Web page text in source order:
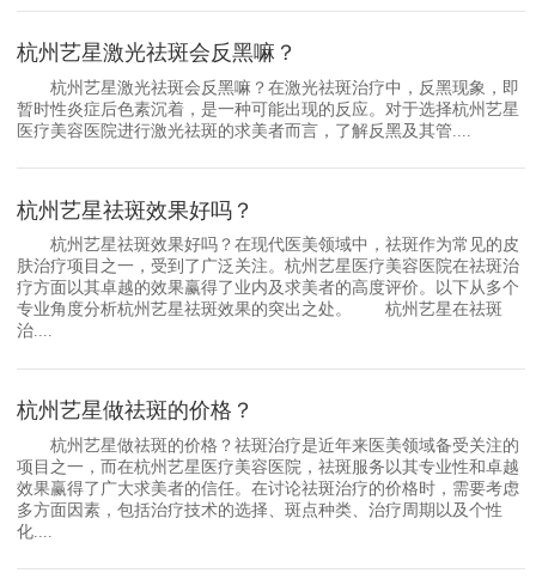
杭州艺星激光祛斑会反黑嘛？
杭州艺星激光祛斑会反黑嘛？在激光祛斑治疗中，反黑现象，即
暂时性炎症后色素沉着，是一种可能出现的反应。对于选择杭州艺星
医疗美容医院进行激光祛斑的求美者而言，了解反黑及其管....
杭州艺星祛斑效果好吗？
杭州艺星祛斑效果好吗？在现代医美领域中，祛斑作为常见的皮
肤治疗项目之一，受到了广泛关注。杭州艺星医疗美容医院在祛斑治
疗方面以其卓越的效果赢得了业内及求美者的高度评价。以下从多个
专业角度分析杭州艺星祛斑效果的突出之处。 杭州艺星在祛斑
治....
杭州艺星做祛斑的价格？
杭州艺星做祛斑的价格？祛斑治疗是近年来医美领域备受关注的
项目之一，而在杭州艺星医疗美容医院，祛斑服务以其专业性和卓越
效果赢得了广大求美者的信任。在讨论祛斑治疗的价格时，需要考虑
多方面因素，包括治疗技术的选择、斑点种类、治疗周期以及个性
化....